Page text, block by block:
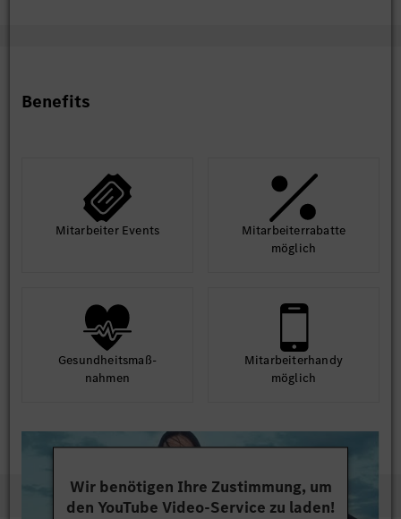
Benefits
Mit­arbeiter Events
Mit­arbeiter­rabatte
möglich
Gesund­heits­maß­
nahmen
Mit­arbeiter­handy
möglich
Wir benötigen Ihre Zustimmung, um
den YouTube Video-Service zu laden!